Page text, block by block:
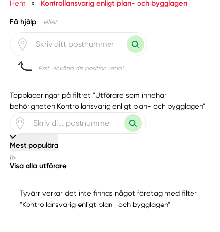
Hem
» Kontrollansvarig enligt plan- och bygglagen
Få hjälp eller
Psst, använd din position vetja!
Topplaceringar på filtret "Utförare som innehar
behörigheten Kontrollansvarig enligt plan- och bygglagen"
Mest populära
Visa alla utförare
Tyvärr verkar det inte finnas något företag med filter
"Kontrollansvarig enligt plan- och bygglagen"